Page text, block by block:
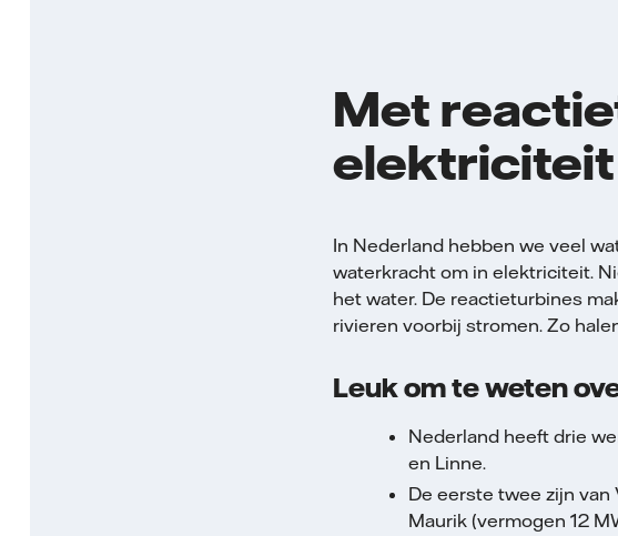
Met
In Nederland hebben we veel
waterkracht om in elektriciteit.
het water. De reactieturbines
rivieren voorbij stromen. Zo
Leuk om te weten
Nederland heeft drie
en Linne.
De eerste twee zijn van
Maurik (vermogen 12